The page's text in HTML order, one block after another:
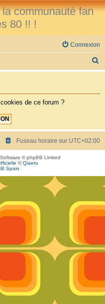
communauté fan
80 !! !
Connexion
e
h
r
de ce forum ?
Fuseau horaire sur UTC+02:00
© phpBB Limited
©Qiaeru
Spain